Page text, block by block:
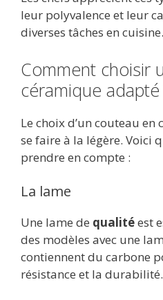
leur polyvalence et leur
diverses tâches en cuisine.
Comment choisir
céramique adapté
Le choix d’un couteau
se faire à la légère. Voici
prendre en compte :
La lame
Une lame de qualitéest
des modèles avec une
contiennent du carbone
résistance et la durabilité.